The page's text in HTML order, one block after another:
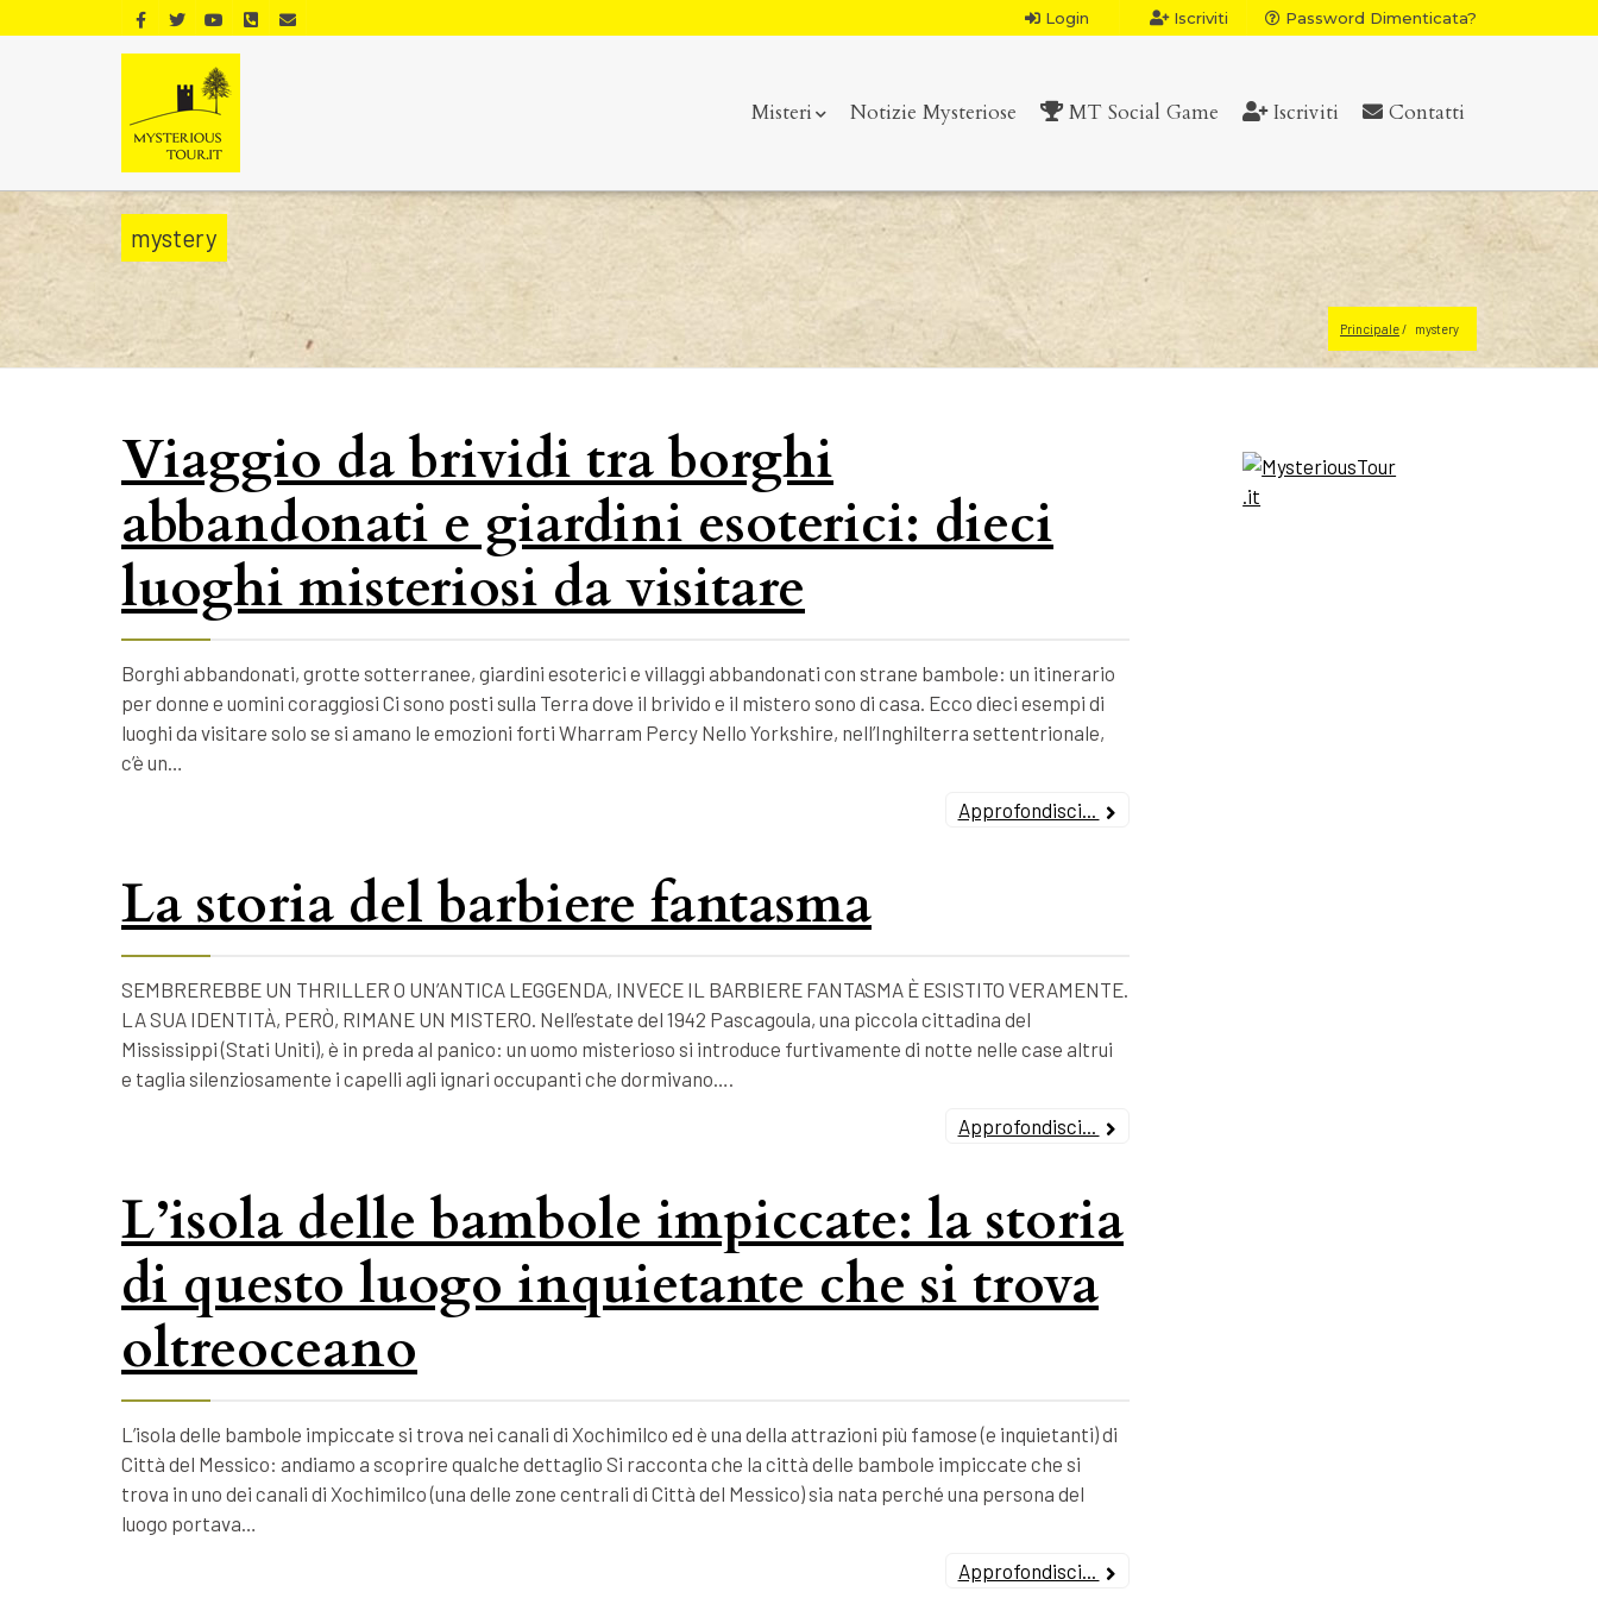
Login Iscriviti Password Dimenticata?
Misteri Notizie Mysteriose MT Social Game Iscriviti Contatti
mystery
Principale mystery
Viaggio da brividi tra borghi
abbandonati e giardini esoterici: dieci
luoghi misteriosi da visitare
Borghi abbandonati, grotte sotterranee, giardini esoterici e villaggi abbandonati con strane bambole: un itinerario
per donne e uomini coraggiosi Ci sono posti sulla Terra dove il brivido e il mistero sono di casa. Ecco dieci esempi di
luoghi da visitare solo se si amano le emozioni forti Wharram Percy Nello Yorkshire, nell’Inghilterra settentrionale,
c’è un…
Approfondisci...
La storia del barbiere fantasma
SEMBREREBBE UN THRILLER O UN’ANTICA LEGGENDA, INVECE IL BARBIERE FANTASMA È ESISTITO VERAMENTE.
LA SUA IDENTITÀ, PERÒ, RIMANE UN MISTERO. Nell’estate del 1942 Pascagoula, una piccola cittadina del
Mississippi (Stati Uniti), è in preda al panico: un uomo misterioso si introduce furtivamente di notte nelle case altrui
e taglia silenziosamente i capelli agli ignari occupanti che dormivano….
Approfondisci...
L’isola delle bambole impiccate: la storia
di questo luogo inquietante che si trova
oltreoceano
L’isola delle bambole impiccate si trova nei canali di Xochimilco ed è una della attrazioni più famose (e inquietanti) di
Città del Messico: andiamo a scoprire qualche dettaglio Si racconta che la città delle bambole impiccate che si
trova in uno dei canali di Xochimilco (una delle zone centrali di Città del Messico) sia nata perché una persona del
luogo portava…
Approfondisci...